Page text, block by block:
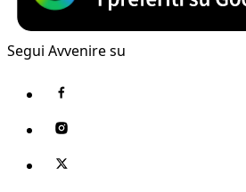
Segui Avvenire su